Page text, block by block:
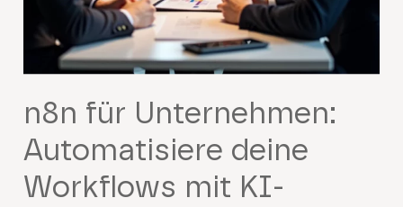
n8n für Unternehmen:
Automatisiere deine
Workflows mit KI-